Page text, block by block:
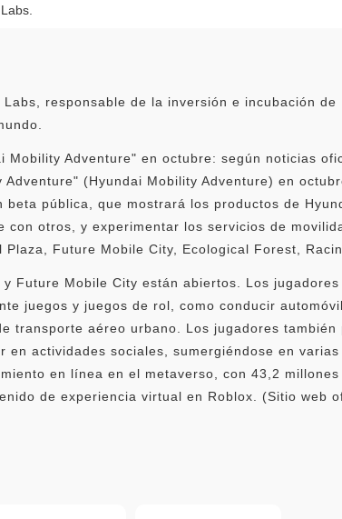
responsable de la inversión e incubación
Mobility Adventure" en octubre: según noticias
(Hyundai Mobility Adventure) en
pública, que mostrará los productos de
otros, y experimentar los servicios de
Future Mobile City, Ecological Forest,
Future Mobile City están abiertos. Los
juegos y juegos de rol, como conducir
transporte aéreo urbano. Los jugadores también
actividades sociales, sumergiéndose en
en línea en el metaverso, con 43,2
de experiencia virtual en Roblox. (Sitio web